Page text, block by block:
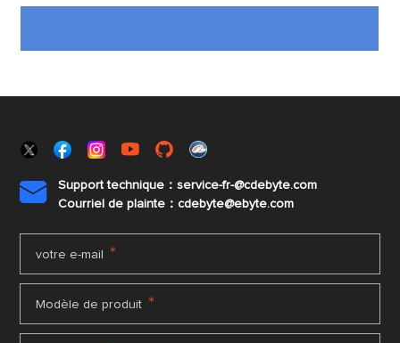

Support technique：service-fr-@cdebyte.com
Courriel de plainte：cdebyte@ebyte.com
votre e-mail *
Modèle de produit *